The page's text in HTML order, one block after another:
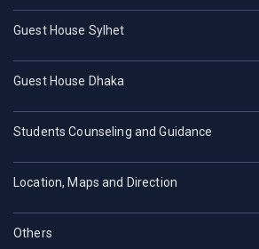
Guest House Sylhet
Guest House Dhaka
Students Counseling and Guidance
Location, Maps and Direction
Others